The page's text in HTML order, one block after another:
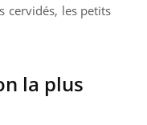
cervidés, les petits
la plus